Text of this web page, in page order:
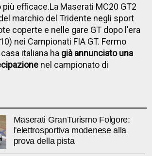
efficace.La Maserati MC20 GT2
marchio del Tridente negli sport
coperte e nelle gare GT dopo l'era
nei Campionati FIA GT. Fermo
italiana ha già annunciato una
nel campionato di
Maserati GranTurismo Folgore:
l'elettrosportiva modenese alla
prova della pista